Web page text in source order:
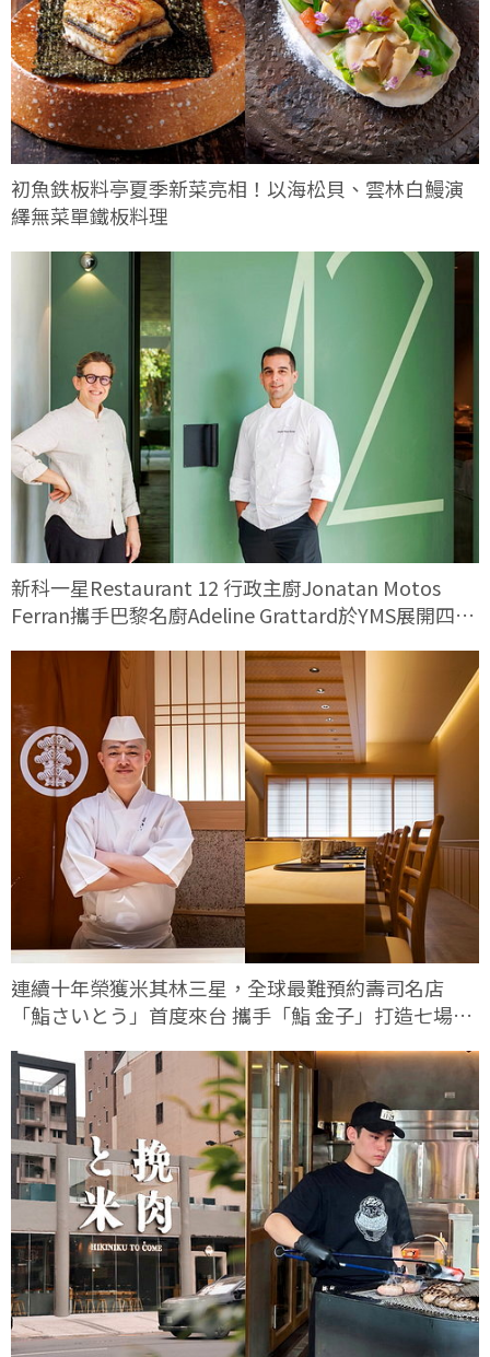
初魚鉄板料亭夏季新菜亮相！以海松貝、雲林白鰻演
繹無菜單鐵板料理
新科一星Restaurant 12 行政主廚Jonatan Motos
Ferran攜手巴黎名廚Adeline Grattard於YMS展開四手
連續十年榮獲米其林三星，全球最難預約壽司名店
「鮨さいとう」首度來台 攜手「鮨 金子」打造七場限